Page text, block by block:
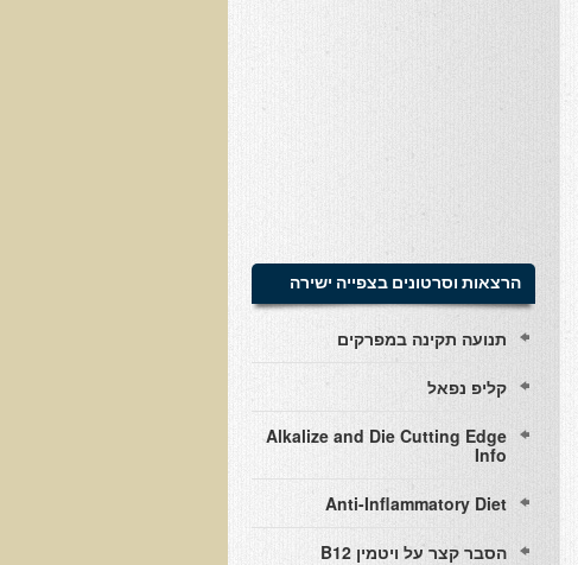
הרצאות וסרטונים בצפייה ישירה
תנועה תקינה במפרקים
קליפ נפאל
Alkalize and Die Cutting Edge
Info
Anti-Inflammatory Diet
הסבר קצר על ויטמין B12